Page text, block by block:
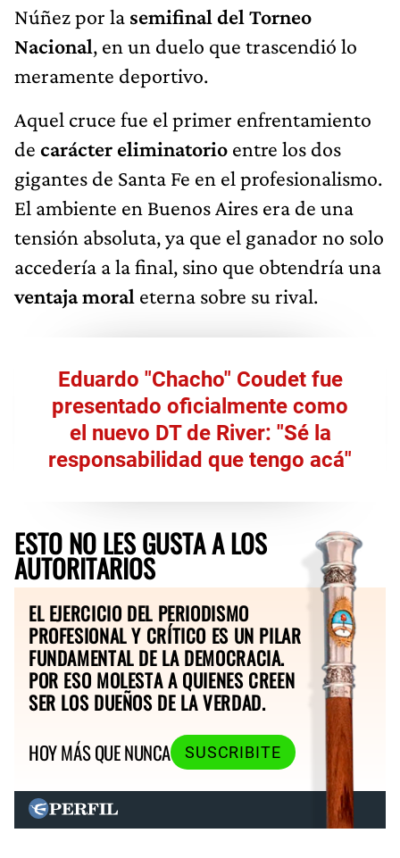
Núñez por la semifinal del Torneo
Nacional, en un duelo que trascendió lo
meramente deportivo.
Aquel cruce fue el primer enfrentamiento
de carácter eliminatorio entre los dos
gigantes de Santa Fe en el profesionalismo.
El ambiente en Buenos Aires era de una
tensión absoluta, ya que el ganador no solo
accedería a la final, sino que obtendría una
ventaja moral eterna sobre su rival.
Eduardo "Chacho" Coudet fue
presentado oficialmente como
el nuevo DT de River: "Sé la
responsabilidad que tengo acá"
ESTO NO LES GUSTA A LOS
AUTORITARIOS
EL EJERCICIO DEL PERIODISMO
PROFESIONAL Y CRÍTICO ES UN PILAR
FUNDAMENTAL DE LA DEMOCRACIA.
POR ESO MOLESTA A QUIENES CREEN
SER LOS DUEÑOS DE LA VERDAD.
HOY MÁS QUE NUNCA
SUSCRIBITE